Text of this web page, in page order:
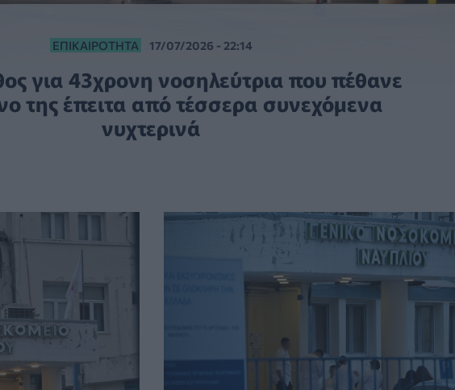
ΕΠΙΚΑΙΡΌΤΗΤΑ 17/07/2026 - 22:14
για 43χρονη νοσηλεύτρια που πέθανε
της έπειτα από τέσσερα συνεχόμενα
νυχτερινά